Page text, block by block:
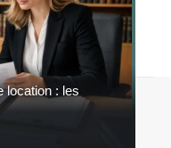
location : les
légales